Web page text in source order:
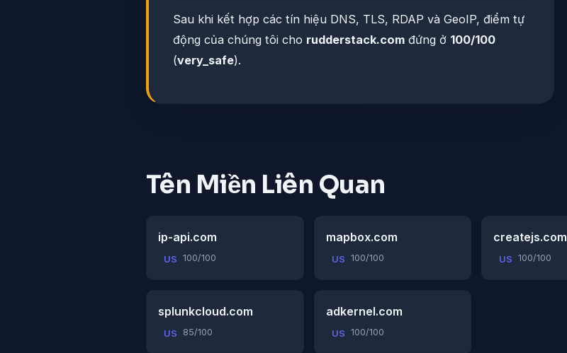
Sau khi kết hợp các tín hiệu DNS, TLS, RDAP và GeoIP, điểm tự
động của chúng tôi cho rudderstack.com đứng ở 100/100
(very_safe).
Tên Miền Liên Quan
ip-api.com
US 100/100
mapbox.com
US 100/100
createjs.com
US 100/100
splunkcloud.com
US 85/100
adkernel.com
US 100/100